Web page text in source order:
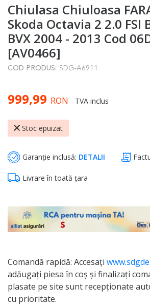
to
the
beginning
of
the
images
Chiulasa Chiuloasa
Skoda Octavia 2 2.0 FSI
BVX 2004 - 2013 Cod
[AV0466]
COD PRODUS: SDG-A6911
999,99 RON TVA inclus
Stoc epuizat
Garanție inclusă: DETALII
Livrare în toată țara
Comandă rapidă: Accesați
adăugați piesa în coș și finalizați
plasate pe site sunt recepționate
cu prioritate.